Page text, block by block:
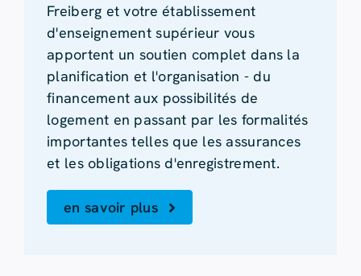
Freiberg et votre établissement
d'enseignement supérieur vous
apportent un soutien complet dans la
planification et l'organisation - du
financement aux possibilités de
logement en passant par les formalités
importantes telles que les assurances
et les obligations d'enregistrement.
en savoir plus